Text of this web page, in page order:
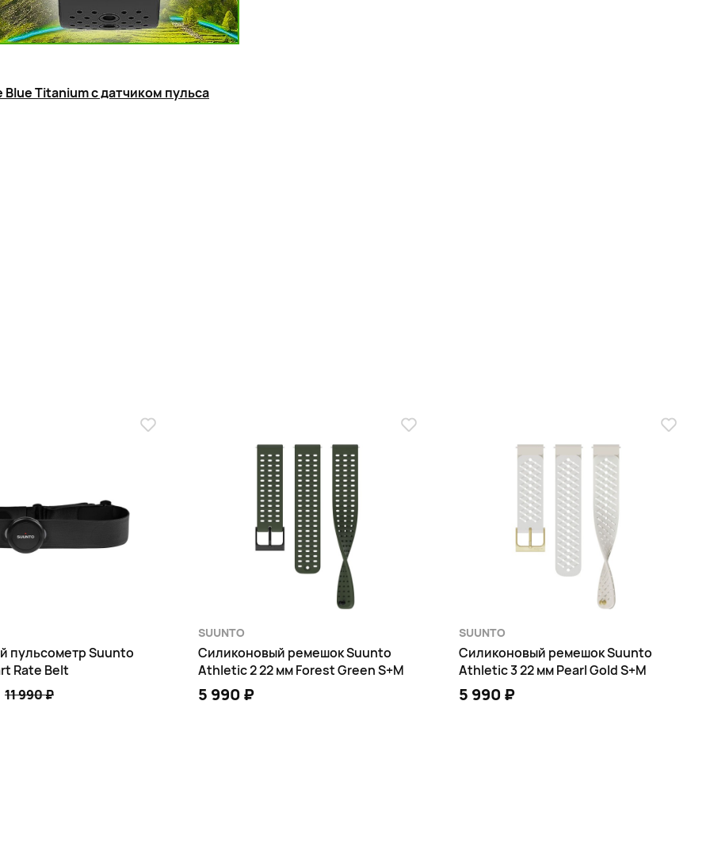
каденса
Smart
и умным кардиодатчиком
Titanium с датчиком пульса
пульсометр Suunto
Rate Belt
11 990 ₽
SUUNTO
Силиконовый ремешок Suunto
Athletic 2 22 мм Forest Green S+M
5 990 ₽
SUUNTO
Силиконовый ремешок Suunto
Athletic 3 22 мм Pearl Gold S+M
5 990 ₽